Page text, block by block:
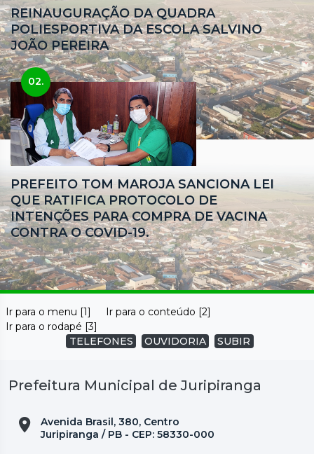
REINAUGURAÇÃO DA QUADRA
POLIESPORTIVA DA ESCOLA SALVINO
JOÃO PEREIRA
02.
PREFEITO TOM MAROJA SANCIONA LEI
QUE RATIFICA PROTOCOLO DE
INTENÇÕES PARA COMPRA DE VACINA
CONTRA O COVID-19.
Ir para o menu [1]
Ir para o conteúdo [2]
Ir para o rodapé [3]
TELEFONES
OUVIDORIA SUBIR
Prefeitura Municipal de Juripiranga
Avenida Brasil, 380, Centro
Juripiranga / PB - CEP: 58330-000